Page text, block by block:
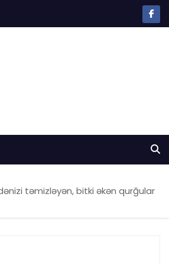
təmizləyən, bitki əkən qurğular